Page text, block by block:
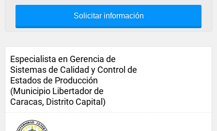
Solicitar información
Especialista en Gerencia de
Sistemas de Calidad y Control de
Estados de Producción
(Municipio Libertador de
Caracas, Distrito Capital)